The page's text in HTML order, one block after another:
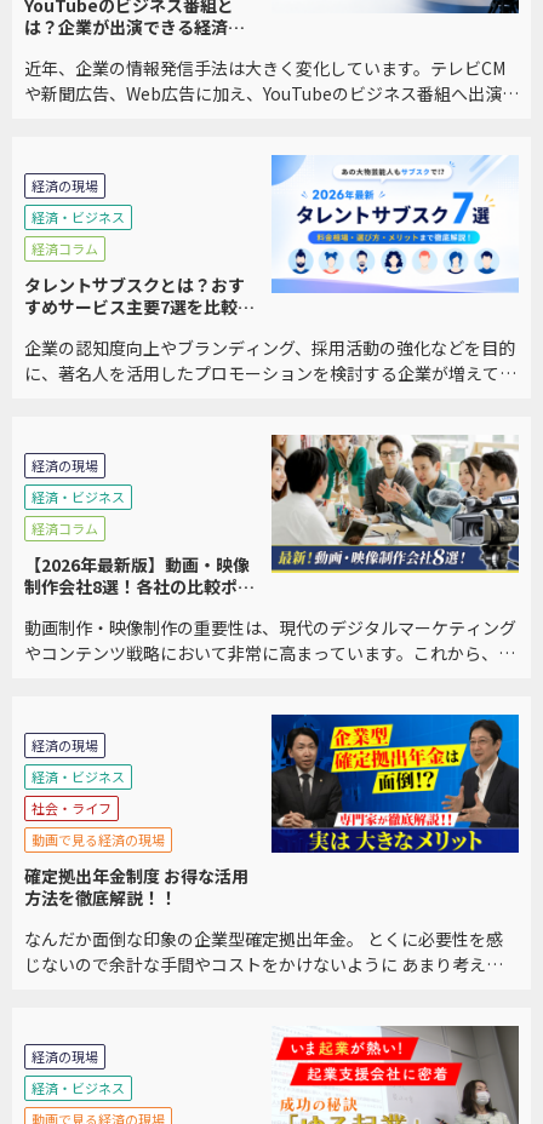
YouTubeのビジネス番組と
は？企業が出演できる経済番
方も解説
近年、企業の情報発信手法は大きく変化しています。テレビCM
や新聞広告、Web広告に加え、YouTubeのビジネス番組へ出演
経済の現場
経済・ビジネス
経済コラム
タレントサブスクとは？おす
すめサービス主要7選を比較｜
底解説
企業の認知度向上やブランディング、採用活動の強化などを目的
に、著名人を活用したプロモーションを検討する企業が増えてい
経済の現場
経済・ビジネス
経済コラム
【2026年最新版】動画・映像
制作会社8選！各社の比較ポイ
動画制作・映像制作の重要性は、現代のデジタルマーケティング
やコンテンツ戦略において非常に高まっています。これから、動
経済の現場
経済・ビジネス
社会・ライフ
動画で見る経済の現場
確定拠出年金制度 お得な活用
方法を徹底解説！！
なんだか面倒な印象の企業型確定拠出年金。 とくに必要性を感
じないので余計な手間やコストをかけないように あまり考えな
経済の現場
経済・ビジネス
動画で見る経済の現場